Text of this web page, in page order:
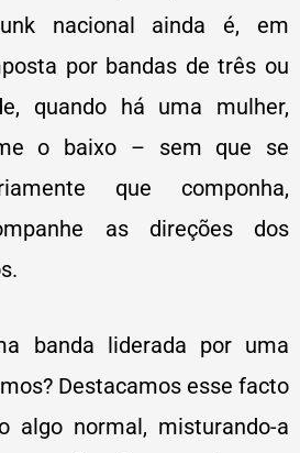
nacional ainda é, em
por bandas de três ou
quando há uma mulher,
o baixo – sem que se
que componha,
as direções dos
banda liderada por uma
Destacamos esse facto
algo normal, misturando-a